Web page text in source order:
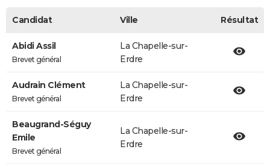
Candidat Ville Résultat
Abidi Assil
Brevet général
La Chapelle-sur-
Erdre
Audrain Clément
Brevet général
La Chapelle-sur-
Erdre
Beaugrand-Séguy
Emile
Brevet général
La Chapelle-sur-
Erdre